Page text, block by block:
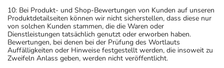
10: Bei Produkt- und Shop-Bewertungen von Kunden auf unseren
Produktdetailseiten können wir nicht sicherstellen, dass diese nur
von solchen Kunden stammen, die die Waren oder
Dienstleistungen tatsächlich genutzt oder erworben haben.
Bewertungen, bei denen bei der Prüfung des Wortlauts
Auffälligkeiten oder Hinweise festgestellt werden, die insoweit zu
Zweifeln Anlass geben, werden nicht veröffentlicht.